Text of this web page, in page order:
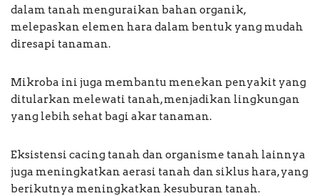
dalam tanah menguraikan bahan organik,
melepaskan elemen hara dalam bentuk yang mudah
diresapi tanaman.
Mikroba ini juga membantu menekan penyakit yang
ditularkan melewati tanah, menjadikan lingkungan
yang lebih sehat bagi akar tanaman.
Eksistensi cacing tanah dan organisme tanah lainnya
juga meningkatkan aerasi tanah dan siklus hara, yang
berikutnya meningkatkan kesuburan tanah.